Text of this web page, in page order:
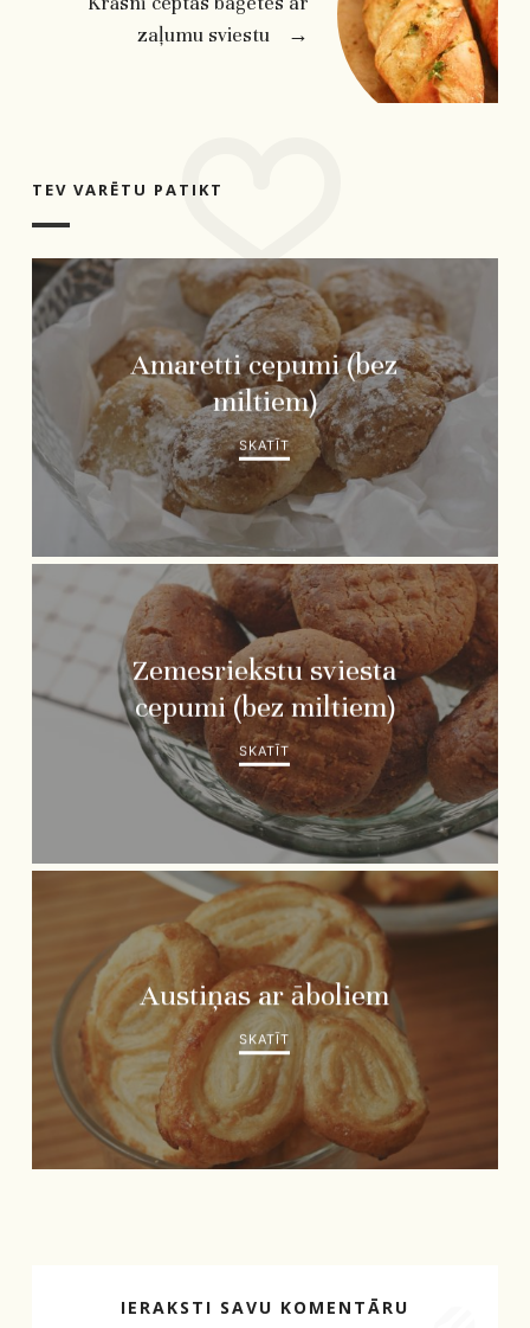
zaļumu sviestu
→
TEV VARĒTU PATIKT
Amaretti cepumi (bez
miltiem)
SKATĪT
Zemesriekstu sviesta
cepumi (bez miltiem)
SKATĪT
Austiņas ar āboliem
SKATĪT
IERAKSTI SAVU KOMENTĀRU